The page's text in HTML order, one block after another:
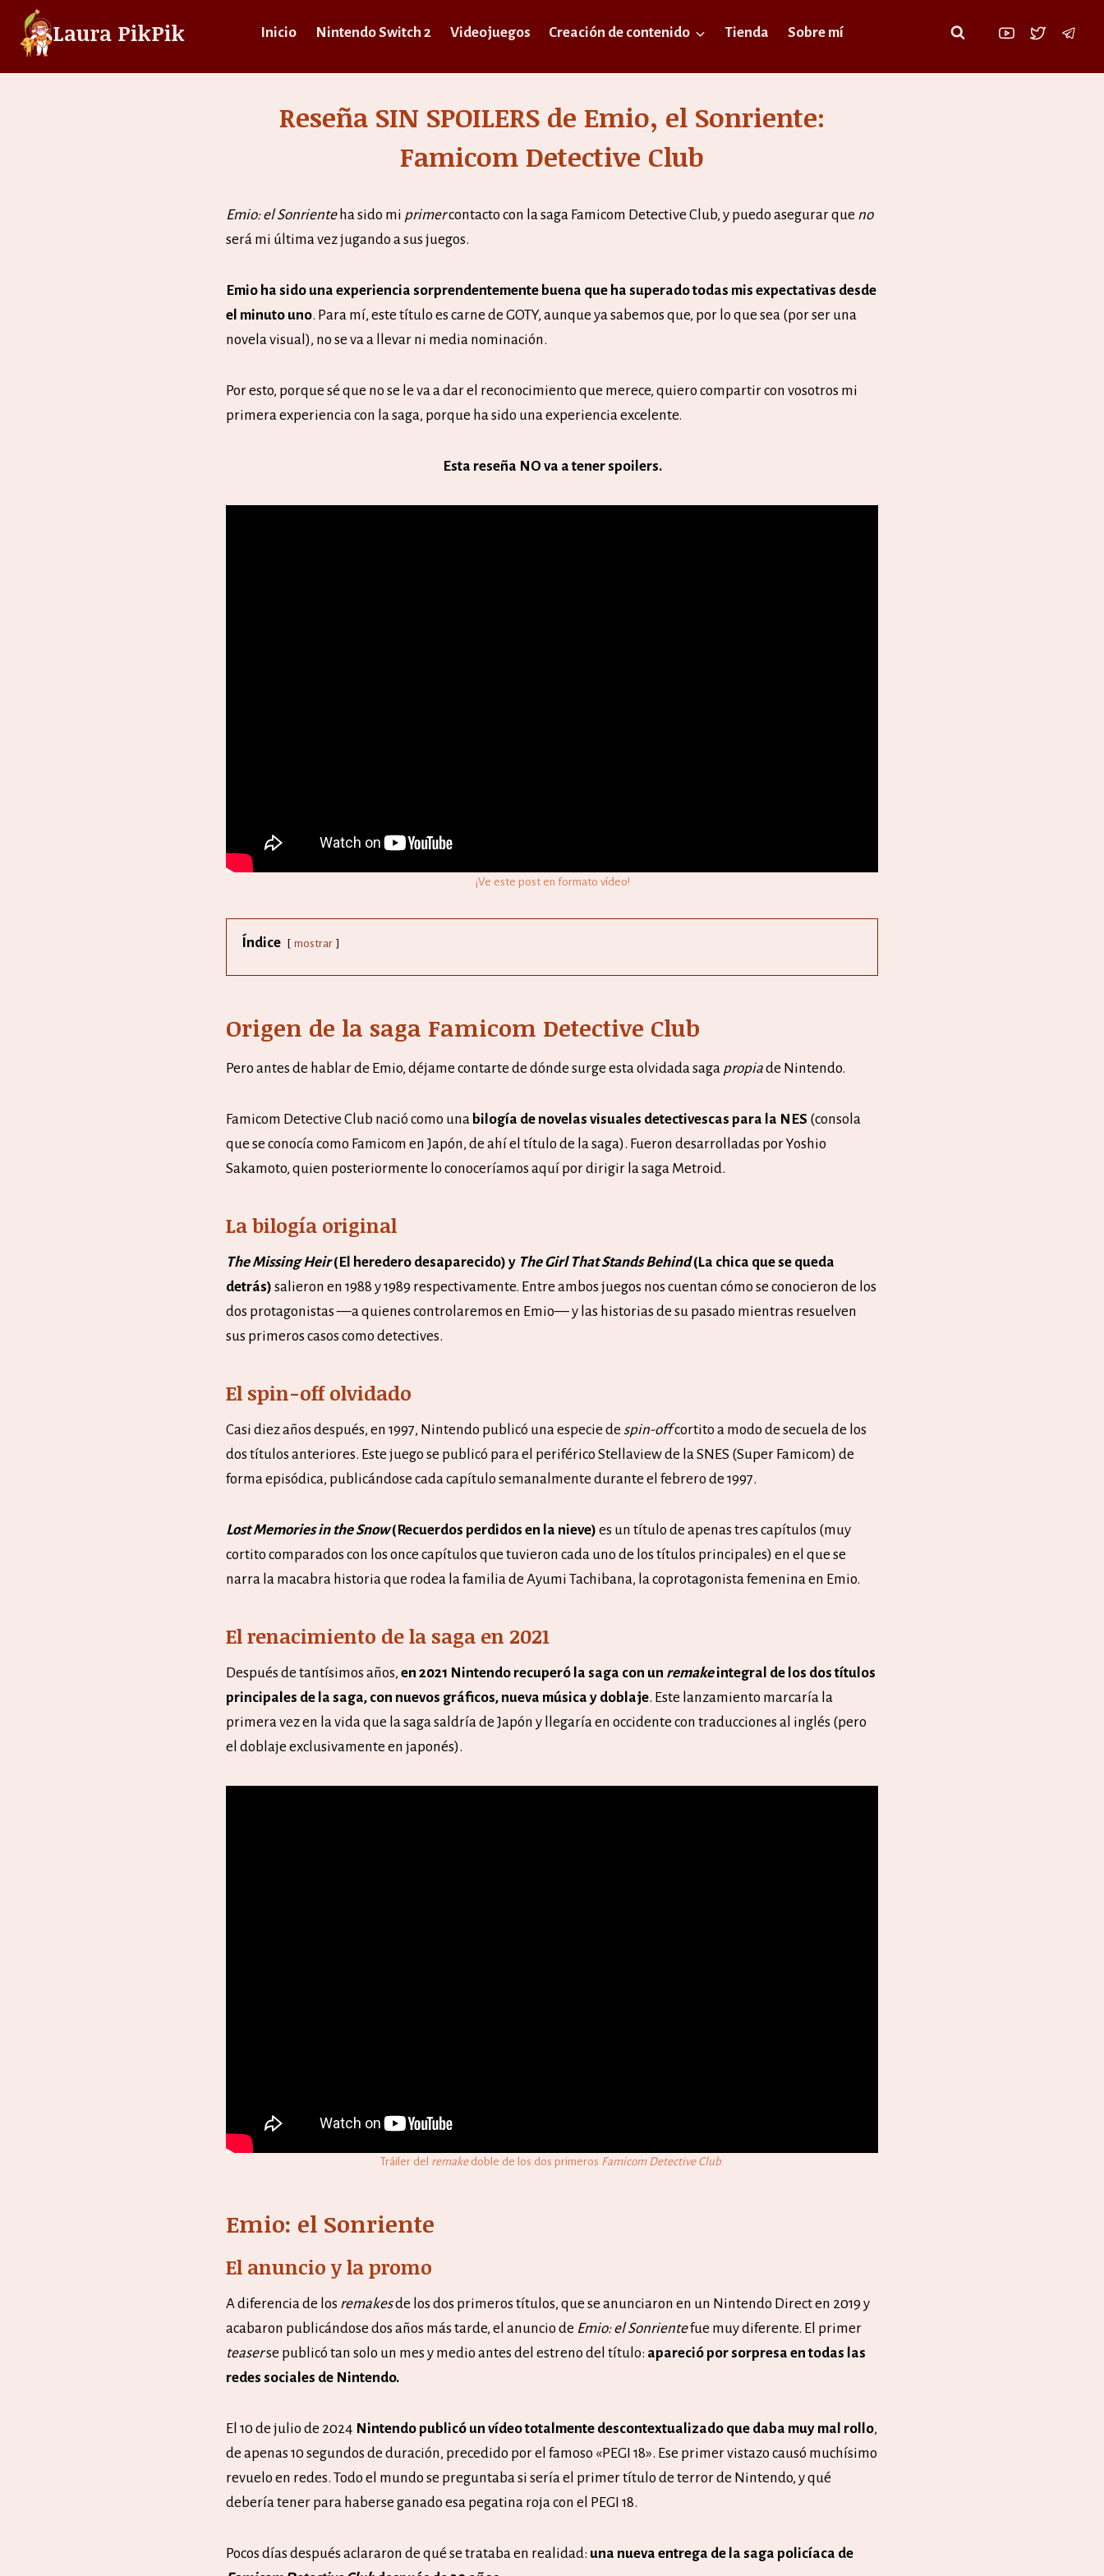
Saltar
contenido
Laura PikPik Inicio Nintendo Switch 2 Videojuegos Creación de contenido Tienda Sobre mí
Reseña SIN SPOILERS de Emio, el Sonriente:
Famicom Detective Club
Emio: el Sonriente ha sido mi primercontacto con la saga Famicom Detective Club, y puedo asegurar que no
será mi última vez jugando a sus juegos.
Emio ha sido una experiencia sorprendentemente buena que ha superado todas mis expectativas desde
el minuto uno. Para mí, este título es carne de GOTY, aunque ya sabemos que, por lo que sea (por ser una
novela visual), no se va a llevar ni media nominación.
Por esto, porque sé que no se le va a dar el reconocimiento que merece, quiero compartir con vosotros mi
primera experiencia con la saga, porque ha sido una experiencia excelente.
Esta reseña NO va a tener spoilers.
¡Ve este post en formato vídeo!
Índice mostrar
Origen de la saga Famicom Detective Club
Pero antes de hablar de Emio, déjame contarte de dónde surge esta olvidada saga propiade Nintendo.
Famicom Detective Club nació como una bilogía de novelas visuales detectivescas para la NES (consola
que se conocía como Famicom en Japón, de ahí el título de la saga). Fueron desarrolladas por Yoshio
Sakamoto, quien posteriormente lo conoceríamos aquí por dirigir la saga Metroid.
La bilogía original
The Missing Heir(El heredero desaparecido) y The Girl That Stands Behind(La chica que se queda
detrás) salieron en 1988 y 1989 respectivamente. Entre ambos juegos nos cuentan cómo se conocieron de los
dos protagonistas —a quienes controlaremos en Emio— y las historias de su pasado mientras resuelven
sus primeros casos como detectives.
El spin-off olvidado
Casi diez años después, en 1997, Nintendo publicó una especie de spin-offcortito a modo de secuela de los
dos títulos anteriores. Este juego se publicó para el periférico Stellaview de la SNES (Super Famicom) de
forma episódica, publicándose cada capítulo semanalmente durante el febrero de 1997.
Lost Memories in the Snow(Recuerdos perdidos en la nieve) es un título de apenas tres capítulos (muy
cortito comparados con los once capítulos que tuvieron cada uno de los títulos principales) en el que se
narra la macabra historia que rodea la familia de Ayumi Tachibana, la coprotagonista femenina en Emio.
El renacimiento de la saga en 2021
Después de tantísimos años, en 2021 Nintendo recuperó la saga con un remakeintegral de los dos títulos
principales de la saga, con nuevos gráficos, nueva música y doblaje. Este lanzamiento marcaría la
primera vez en la vida que la saga saldría de Japón y llegaría en occidente con traducciones al inglés (pero
el doblaje exclusivamente en japonés).
Tráiler del remakedoble de los dos primeros Famicom Detective Club.
Emio: el Sonriente
El anuncio y la promo
A diferencia de los remakesde los dos primeros títulos, que se anunciaron en un Nintendo Direct en 2019 y
acabaron publicándose dos años más tarde, el anuncio de Emio: el Sonrientefue muy diferente. El primer
teaserse publicó tan solo un mes y medio antes del estreno del título: apareció por sorpresa en todas las
redes sociales de Nintendo.
El 10 de julio de 2024 Nintendo publicó un vídeo totalmente descontextualizado que daba muy mal rollo,
de apenas 10 segundos de duración, precedido por el famoso «PEGI 18». Ese primer vistazo causó muchísimo
revuelo en redes. Todo el mundo se preguntaba si sería el primer título de terror de Nintendo, y qué
debería tener para haberse ganado esa pegatina roja con el PEGI 18.
Pocos días después aclararon de qué se trataba en realidad: una nueva entrega de la saga policíaca de